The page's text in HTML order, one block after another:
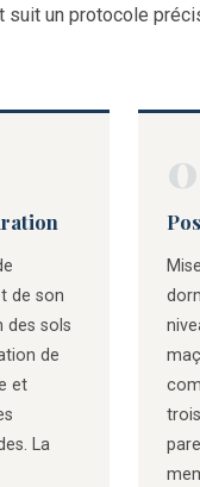
un protocole
de son
des sols
de
et
La